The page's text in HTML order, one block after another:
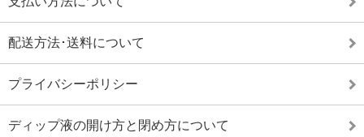
配送方法･送料について
プライバシーポリシー
ディップ液の開け方と閉め方について